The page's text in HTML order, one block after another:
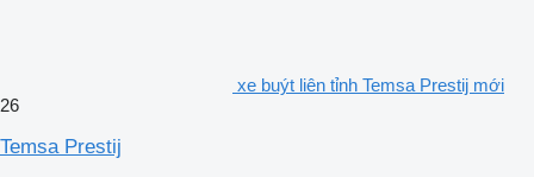
xe buýt liên tỉnh Temsa Prestij mới
26
Temsa Prestij